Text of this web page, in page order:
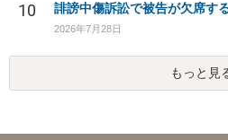
10 誹謗中傷訴訟で被告が欠席す
2026年7月28日
もっと見